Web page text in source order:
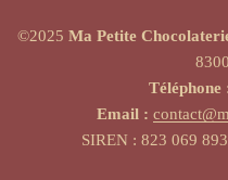
©2025 Ma Petite
Téléphone
Email :
SIREN : 823 069